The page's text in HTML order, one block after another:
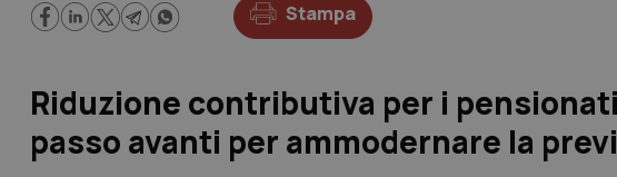
Stampa
Riduzione contributiva per i
passo avanti per ammodernare la